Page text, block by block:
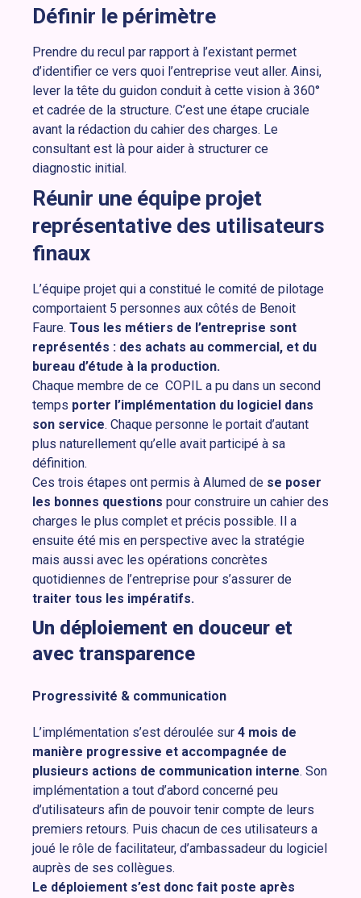
Définir le périmètre
Prendre du recul par rapport à l’existant permet
d’identifier ce vers quoi l’entreprise veut aller. Ainsi,
lever la tête du guidon conduit à cette vision à 360°
et cadrée de la structure. C’est une étape cruciale
avant la rédaction du cahier des charges. Le
consultant est là pour aider à structurer ce
diagnostic initial.
Réunir une équipe projet
représentative des utilisateurs
finaux
L’équipe projet qui a constitué le comité de pilotage
comportaient 5 personnes aux côtés de Benoit
Faure. Tous les métiers de l’entreprise sont
représentés : des achats au commercial, et du
bureau d’étude à la production.
Chaque membre de ce COPIL a pu dans un second
temps porter l’implémentation du logiciel dans
son service. Chaque personne le portait d’autant
plus naturellement qu’elle avait participé à sa
définition.
Ces trois étapes ont permis à Alumed de se poser
les bonnes questions pour construire un cahier des
charges le plus complet et précis possible. Il a
ensuite été mis en perspective avec la stratégie
mais aussi avec les opérations concrètes
quotidiennes de l’entreprise pour s’assurer de
traiter tous les impératifs.
Un déploiement en douceur et
avec transparence
Progressivité & communication
L’implémentation s’est déroulée sur 4 mois de
manière progressive et accompagnée de
plusieurs actions de communication interne. Son
implémentation a tout d’abord concerné peu
d’utilisateurs afin de pouvoir tenir compte de leurs
premiers retours. Puis chacun de ces utilisateurs a
joué le rôle de facilitateur, d’ambassadeur du logiciel
auprès de ses collègues.
Le déploiement s’est donc fait poste après